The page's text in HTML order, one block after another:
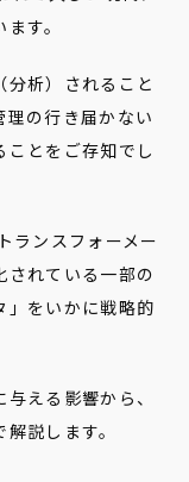
す。
分析）されること
の行き届かない
ことをご存知でし
ランスフォーメー
されている一部の
」をいかに戦略的
える影響から、
説します。